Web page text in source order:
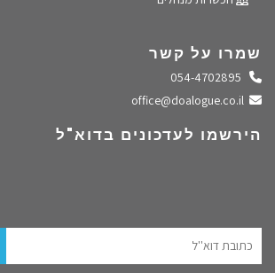
שמרו על קשר
התקשרו אלינו
שלחו מייל
הירשמו לעדכונים בדוא"ל